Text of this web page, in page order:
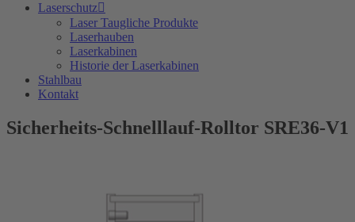
Laserschutz
Laser Taugliche Produkte
Laserhauben
Laserkabinen
Historie der Laserkabinen
Stahlbau
Kontakt
Sicherheits-Schnelllauf-Rolltor SRE36-V1